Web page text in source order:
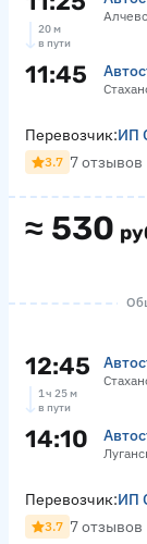
20 м
в пути
11:45
≈ 530
Перевозчик:ИП
3.7 7 отзывов
12:45
1 ч 25 м
в пути
14:10
Перевозчик:ИП
3.7 7 отзывов